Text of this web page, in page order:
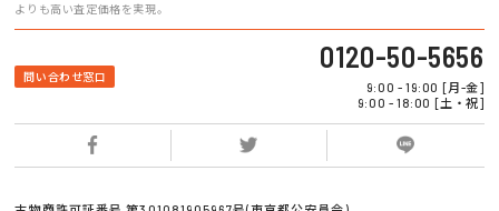
よりも高い査定価格を実現。
問い合わせ窓口
0120-50-5656
9:00 - 19:00 [月-金]
9:00 - 18:00 [土・祝]